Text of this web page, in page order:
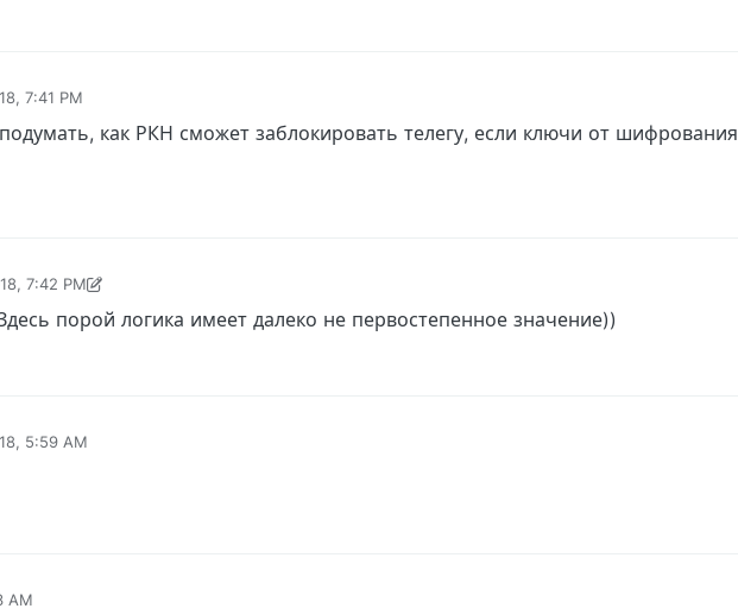
7:41 PM
как РКН сможет заблокировать телегу, если ключи от шифрования
7:42 PM
PM
порой логика имеет далеко не первостепенное значение))
5:59 AM
AM